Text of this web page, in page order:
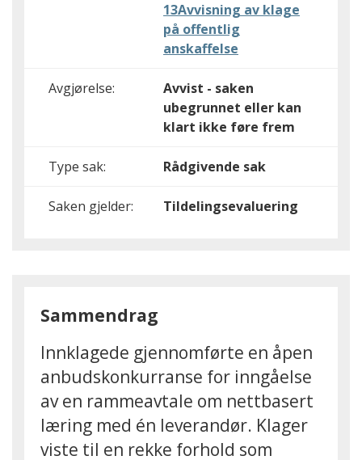
13Avvisning av klage
på offentlig
anskaffelse
Avgjørelse:
Avvist - saken
ubegrunnet eller kan
klart ikke føre frem
Type sak: Rådgivende sak
Saken gjelder: Tildelingsevaluering
Sammendrag
Innklagede gjennomførte en åpen
anbudskonkurranse for inngåelse
av en rammeavtale om nettbasert
læring med én leverandør. Klager
viste til en rekke forhold som